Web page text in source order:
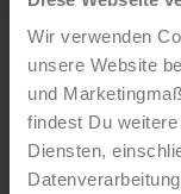
Wir verwenden
unsere Website
und
findest Du
Diensten,